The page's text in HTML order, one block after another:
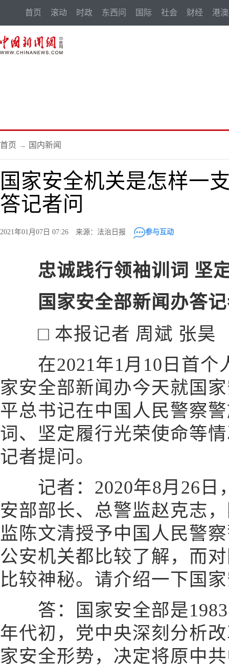
首页 滚动 时政 东西问 国际 社会 财经 港澳
首页 → 国内新闻
国家安全机关是怎样一
答记者问
2021年01月07日 07:26 来源：法治日报 参与互动
忠诚践行领袖训词 坚定
国家安全部新闻办答记
□ 本报记者 周斌 张昊
在2021年1月10日首个
家安全部新闻办今天就国
平总书记在中国人民警察
词、坚定履行光荣使命等
记者提问。
记者：2020年8月26日
安部部长、总警监赵克志
监陈文清授予中国人民警
公安机关都比较了解，而
比较神秘。请介绍一下国
答：国家安全部是1983
年代初，党中央深刻分析
家安全形势，决定将原中